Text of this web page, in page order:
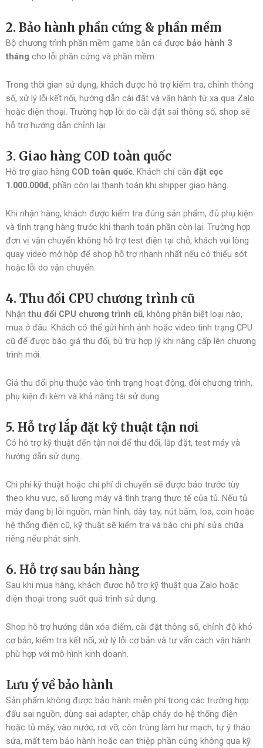
2. Bảo hành phần cứng & phần mềm
Bộ chương trình phần mềm game bắn cá được bảo hành 3
tháng cho lỗi phần cứng và phần mềm.
Trong thời gian sử dụng, khách được hỗ trợ kiểm tra, chỉnh thông
số, xử lý lỗi kết nối, hướng dẫn cài đặt và vận hành từ xa qua Zalo
hoặc điện thoại. Trường hợp lỗi do cài đặt sai thông số, shop sẽ
hỗ trợ hướng dẫn chỉnh lại.
3. Giao hàng COD toàn quốc
Hỗ trợ giao hàng COD toàn quốc . Khách chỉ cần đặt cọc
1.000.000đ, phần còn lại thanh toán khi shipper giao hàng.
Khi nhận hàng, khách được kiểm tra đúng sản phẩm, đủ phụ kiện
và tình trạng hàng trước khi thanh toán phần còn lại. Trường hợp
đơn vị vận chuyển không hỗ trợ test điện tại chỗ, khách vui lòng
quay video mở hộp để shop hỗ trợ nhanh nhất nếu có thiếu sót
hoặc lỗi do vận chuyển.
4. Thu đổi CPU chương trình cũ
Nhận thu đổi CPU chương trình cũ, không phân biệt loại nào,
mua ở đâu. Khách có thể gửi hình ảnh hoặc video tình trạng CPU
cũ để được báo giá thu đổi, bù trừ hợp lý khi nâng cấp lên chương
trình mới.
Giá thu đổi phụ thuộc vào tình trạng hoạt động, đời chương trình,
phụ kiện đi kèm và khả năng tái sử dụng.
5. Hỗ trợ lắp đặt kỹ thuật tận nơi
Có hỗ trợ kỹ thuật đến tận nơi để thu đổi, lắp đặt, test máy và
hướng dẫn sử dụng.
Chi phí kỹ thuật hoặc chi phí di chuyển sẽ được báo trước tùy
theo khu vực, số lượng máy và tình trạng thực tế của tủ. Nếu tủ
máy đang bị lỗi nguồn, màn hình, dây tay, nút bấm, loa, coin hoặc
hệ thống điện cũ, kỹ thuật sẽ kiểm tra và báo chi phí sửa chữa
riêng nếu phát sinh.
6. Hỗ trợ sau bán hàng
Sau khi mua hàng, khách được hỗ trợ kỹ thuật qua Zalo hoặc
điện thoại trong suốt quá trình sử dụng.
Shop hỗ trợ hướng dẫn xóa điểm, cài đặt thông số, chỉnh độ khó
cơ bản, kiểm tra kết nối, xử lý lỗi cơ bản và tư vấn cách vận hành
phù hợp với mô hình kinh doanh.
Lưu ý về bảo hành
Sản phẩm không được bảo hành miễn phí trong các trường hợp:
đấu sai nguồn, dùng sai adapter, chập cháy do hệ thống điện
hoặc tủ máy, vào nước, rơi vỡ, côn trùng làm hư mạch, tự ý tháo
sửa, mất tem bảo hành hoặc can thiệp phần cứng không qua kỹ